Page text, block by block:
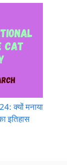
क्यों मनाया
इतिहास